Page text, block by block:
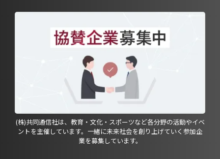
(株)共同通信社は、教育・文化・スポーツなど各分野の活動やイベ
ントを主催しています。一緒に未来社会を創り上げていく参加企
業を募集しています。